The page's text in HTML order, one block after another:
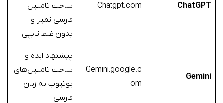
ChatGPT
Chatgpt.com
ساخت تامنیل
فارسی تمیز و
بدون غلط تایپی
Gemini
Gemini.google.c
om
پیشنهاد ایده و
ساخت تامنیل‌های
یوتیوب به زبان
فارسی